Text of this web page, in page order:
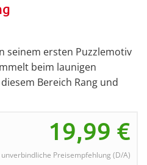
seinem ersten Puzzlemotiv
beim launigen
Bereich Rang und
19,99 €
unverbindliche Preisempfehlung (D/A)